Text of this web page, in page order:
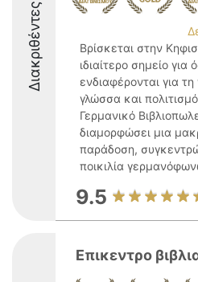
Διακριθέντες
Βρίσκεται στην
ιδιαίτερο σημείο για
ενδιαφέρονται για
γλώσσα και
Γερμανικό
διαμορφώσει μια
παράδοση,
ποικιλία
9.5
Επικεντρο